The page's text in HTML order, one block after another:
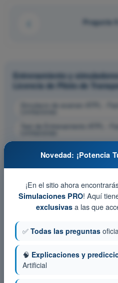
Pregunta
Entrenamiento y
Licencia de Piloto de
Simulacro de examen ATPL -
Test de Entrenamiento ATPL -
Novedad: ¡Potencia
¡En el sitio ahora
Simulaciones PRO! Aquí
exclusivasa las que
✅ Todas las preguntas
🧠 Explicaciones y
Artificial